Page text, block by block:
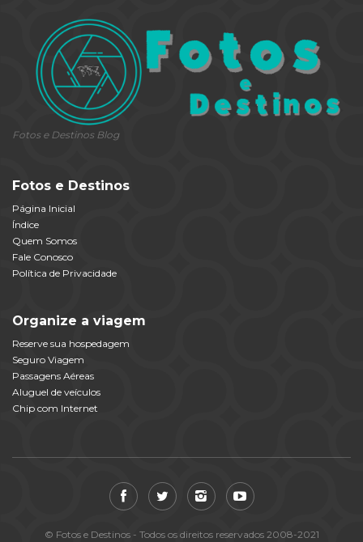
Fotos e Destinos Blog
Fotos e Destinos
Página Inicial
Índice
Quem Somos
Fale Conosco
Política de Privacidade
Organize a viagem
Reserve sua hospedagem
Seguro Viagem
Passagens Aéreas
Aluguel de veículos
Chip com Internet
© Fotos e Destinos - Todos os direitos reservados 2008-2021